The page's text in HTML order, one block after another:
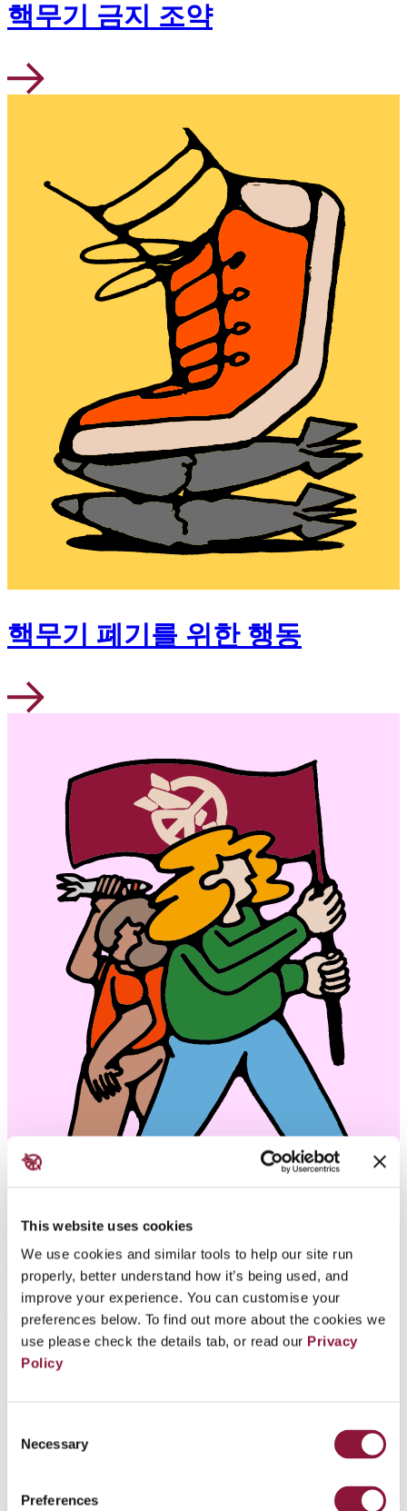
This website uses cookies
We use cookies and similar tools to help our site run
properly, better understand how it’s being used, and
improve your experience. You can customise your
preferences below. To find out more about the cookies we
use please check the details tab, or read our Privacy
Policy
Selection
Necessary
Preferences
핵무기 금지 조약
핵무기 폐기를 위한 행동
단체 소개